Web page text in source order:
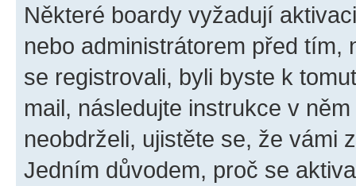
Některé boardy vyžadují
nebo administrátorem před tím,
se registrovali, byli byste k
mail, následujte instrukce v
neobdrželi, ujistěte se, že vámi
Jedním důvodem, proč se